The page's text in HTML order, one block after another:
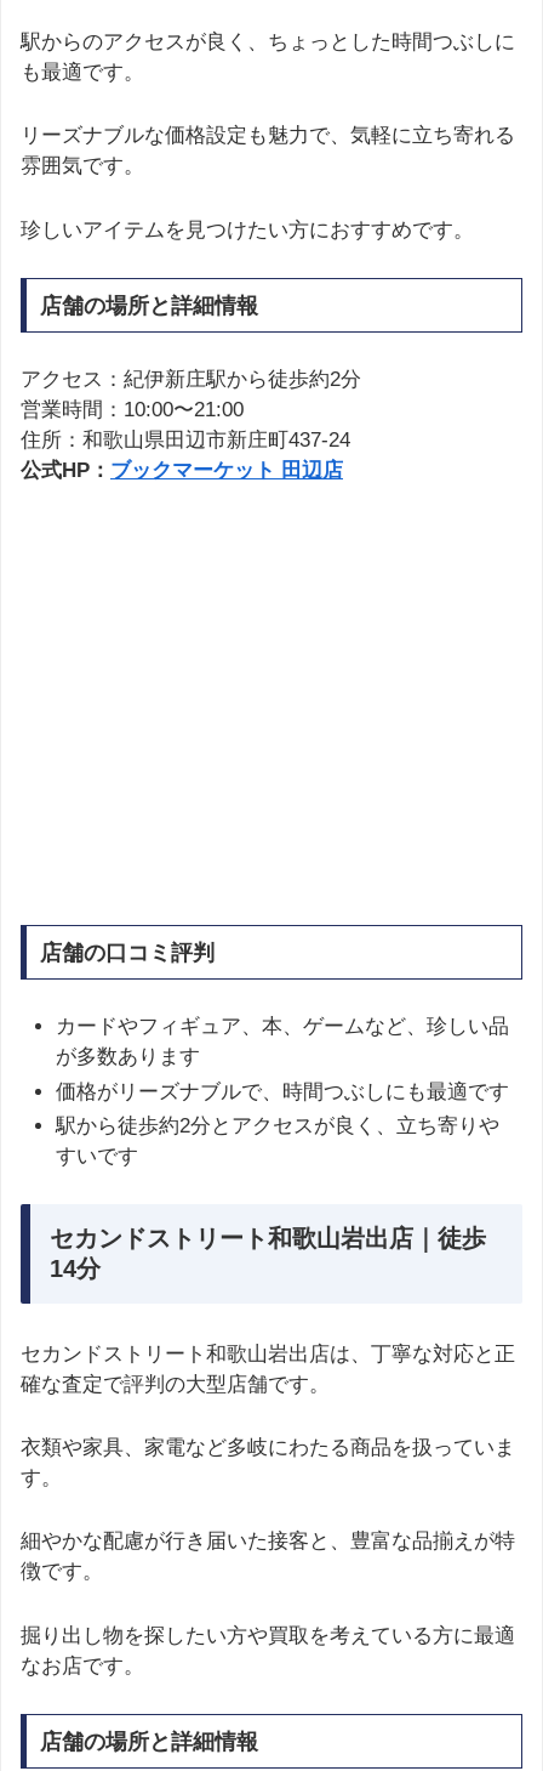
駅からのアクセスが良く、ちょっとした時間つぶしに
も最適です。
リーズナブルな価格設定も魅力で、気軽に立ち寄れる
雰囲気です。
珍しいアイテムを見つけたい方におすすめです。
店舗の場所と詳細情報
アクセス：紀伊新庄駅から徒歩約2分
営業時間：10:00〜21:00
住所：和歌山県田辺市新庄町437-24
公式HP： ブックマーケット 田辺店
店舗の口コミ評判
カードやフィギュア、本、ゲームなど、珍しい品
が多数あります
価格がリーズナブルで、時間つぶしにも最適です
駅から徒歩約2分とアクセスが良く、立ち寄りや
すいです
セカンドストリート和歌山岩出店｜徒歩
14分
セカンドストリート和歌山岩出店は、丁寧な対応と正
確な査定で評判の大型店舗です。
衣類や家具、家電など多岐にわたる商品を扱っていま
す。
細やかな配慮が行き届いた接客と、豊富な品揃えが特
徴です。
掘り出し物を探したい方や買取を考えている方に最適
なお店です。
店舗の場所と詳細情報